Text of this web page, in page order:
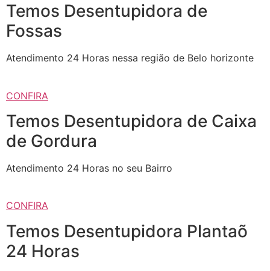
Temos Desentupidora de
Fossas
Atendimento 24 Horas nessa região de Belo horizonte
CONFIRA
Temos Desentupidora de Caixa
de Gordura
Atendimento 24 Horas no seu Bairro
CONFIRA
Temos Desentupidora Plantaõ
24 Horas